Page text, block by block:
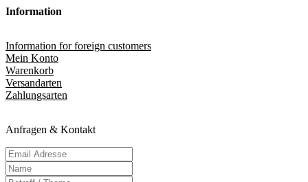
Information
Information for foreign customers
Mein Konto
Warenkorb
Versandarten
Zahlungsarten
Anfragen & Kontakt